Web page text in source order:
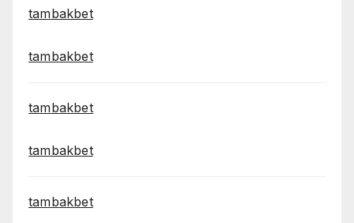
tambakbet
tambakbet
tambakbet
tambakbet
tambakbet